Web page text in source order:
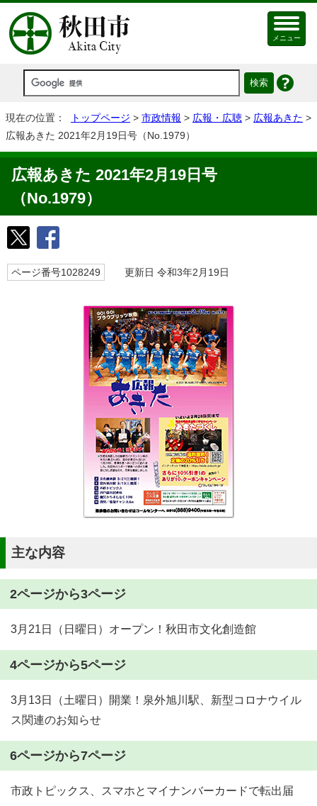
メニュー
現在の位置： トップページ > 市政情報 > 広報・広聴 > 広報あきた >
広報あきた 2021年2月19日号（No.1979）
広報あきた 2021年2月19日号
（No.1979）
ページ番号1028249 更新日 令和3年2月19日
主な内容
2ページから3ページ
3月21日（日曜日）オープン！秋田市文化創造館
4ページから5ページ
3月13日（土曜日）開業！泉外旭川駅、新型コロナウイル
ス関連のお知らせ
6ページから7ページ
市政トピックス、スマホとマイナンバーカードで転出届